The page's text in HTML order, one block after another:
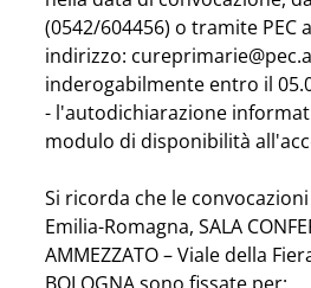
(0542/604456) o tramite PEC
indirizzo:
inderogabilmente entro il
- l'autodichiarazione
modulo di disponibilità
Si ricorda che le
Emilia-Romagna, SALA
AMMEZZATO – Viale della